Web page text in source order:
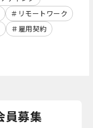
リモートワーク
雇用契約
員募集